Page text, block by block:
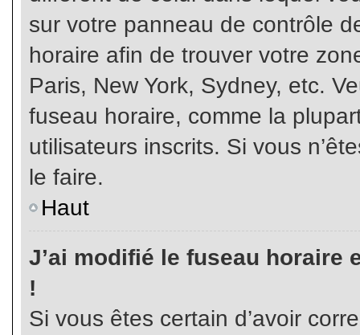
sur votre panneau de contrôle
horaire afin de trouver votre
Paris, New York, Sydney, etc.
fuseau horaire, comme la
utilisateurs inscrits. Si vous
le faire.
Haut
J’ai modifié le fuseau horaire
!
Si vous êtes certain d’avoir